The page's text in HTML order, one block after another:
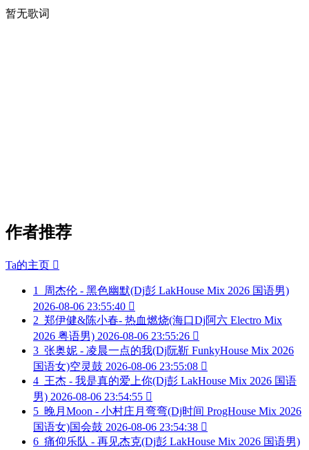
暂无歌词
作者推荐
Ta的主页 
1
周杰伦 - 黑色幽默(Dj彭 LakHouse Mix 2026 国语男)
2026-08-06 23:55:40 
2 郑伊健&陈小春- 热血燃烧(海口Dj阿六 Electro Mix
2026 粤语男) 2026-08-06 23:55:26 
3 张奥妮 - 凌晨一点的我(Dj阮靳 FunkyHouse Mix 2026
国语女)空灵鼓 2026-08-06 23:55:08 
4 王杰 - 我是真的爱上你(Dj彭 LakHouse Mix 2026 国语
男) 2026-08-06 23:54:55 
5 晚月Moon - 小村庄月弯弯(Dj时间 ProgHouse Mix 2026
国语女)国会鼓 2026-08-06 23:54:38 
6 痛仰乐队 - 再见杰克(Dj彭 LakHouse Mix 2026 国语男)